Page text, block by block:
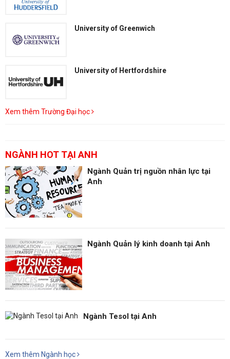
University of Greenwich
University of Hertfordshire
Xem thêm Trường Đại học
NGÀNH HOT TẠI ANH
Ngành Quản trị nguồn nhân lực tại
Anh
Ngành Quản lý kinh doanh tại Anh
Ngành Tesol tại Anh
Xem thêm Ngành học